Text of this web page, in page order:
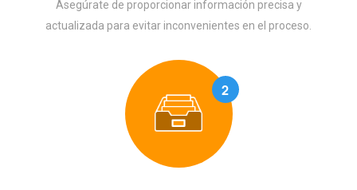
Asegúrate de proporcionar información precisa y
actualizada para evitar inconvenientes en el proceso.
2